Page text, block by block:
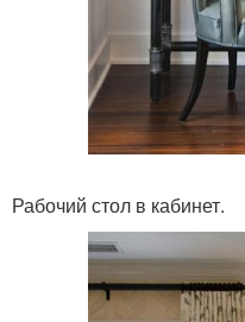
Рабочий стол в кабинет.